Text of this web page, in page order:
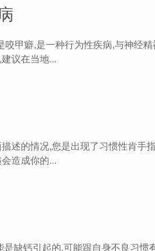
甲癖,是一种行为性疾病,与神经
议在当地...
述的情况,您是出现了习惯性肯手
造成你的...
缺钙引起的,可能跟自身不良习惯